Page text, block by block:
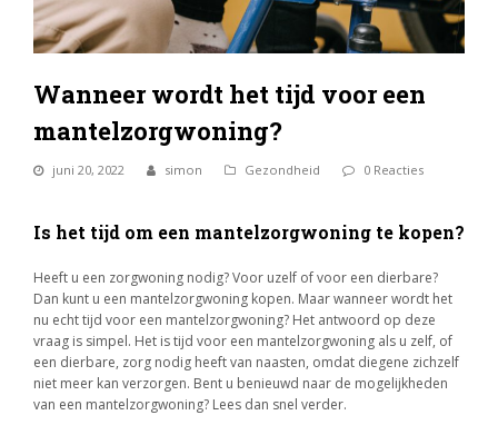
Wanneer wordt het tijd voor een
mantelzorgwoning?
juni 20, 2022 simon Gezondheid 0 Reacties
Is het tijd om een mantelzorgwoning te kopen?
Heeft u een zorgwoning nodig? Voor uzelf of voor een dierbare?
Dan kunt u een mantelzorgwoning kopen. Maar wanneer wordt het
nu echt tijd voor een mantelzorgwoning? Het antwoord op deze
vraag is simpel. Het is tijd voor een mantelzorgwoning als u zelf, of
een dierbare, zorg nodig heeft van naasten, omdat diegene zichzelf
niet meer kan verzorgen. Bent u benieuwd naar de mogelijkheden
van een mantelzorgwoning? Lees dan snel verder.